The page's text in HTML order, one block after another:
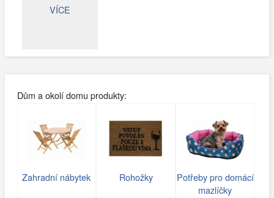
VÍCE
Dům a okolí domu produkty:
Zahradní nábytek Rohožky
Potřeby pro domácí
mazlíčky